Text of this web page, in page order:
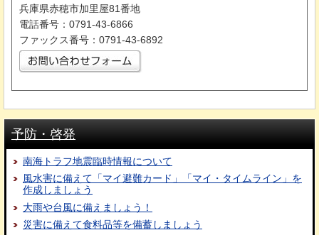
兵庫県赤穂市加里屋81番地
電話番号：0791-43-6866
ファックス番号：0791-43-6892
予防・啓発
南海トラフ地震臨時情報について
風水害に備えて「マイ避難カード」「マイ・タイムライン」を
作成しましょう
大雨や台風に備えましょう！
災害に備えて食料品等を備蓄しましょう